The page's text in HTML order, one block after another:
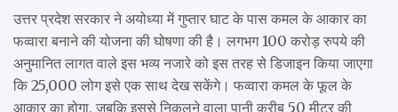
उत्तर प्रदेश सरकार ने अयोध्या में गुप्तार घाट के पास कमल के आकार का
फव्वारा बनाने की योजना की घोषणा की है। लगभग 100 करोड़ रुपये की
अनुमानित लागत वाले इस भव्य नजारे को इस तरह से डिजाइन किया जाएगा
कि 25,000 लोग इसे एक साथ देख सकेंगे। फव्वारा कमल के फूल के
आकार का होगा, जबकि इससे निकलने वाला पानी करीब 50 मीटर की